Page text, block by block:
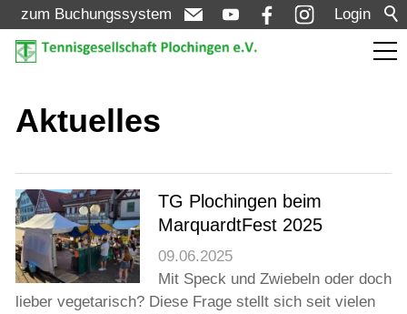
Login
zum Buchungssystem
Aktuelles
Termine
Turniere
Verein
Aktuelles
TG Plochingen beim
MarquardtFest 2025
09.06.2025
Mit Speck und Zwiebeln oder doch
lieber vegetarisch? Diese Frage stellt sich seit vielen